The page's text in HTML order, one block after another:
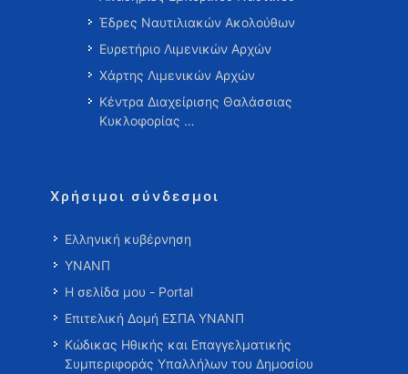
Έδρες Ναυτιλιακών Ακολούθων
Ευρετήριο Λιμενικών Αρχών
Χάρτης Λιμενικών Αρχών
Κέντρα Διαχείρισης Θαλάσσιας
Κυκλοφορίας …
Χρήσιμοι σύνδεσμοι
Ελληνική κυβέρνηση
ΥΝΑΝΠ
Η σελίδα μου - Portal
Επιτελική Δομή ΕΣΠΑ ΥΝΑΝΠ
Κώδικας Ηθικής και Επαγγελματικής
Συμπεριφοράς Υπαλλήλων του Δημοσίου